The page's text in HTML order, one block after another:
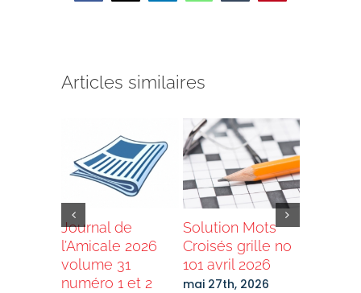
Articles similaires
Journal de
l’Amicale 2026
volume 31
numéro 1 et 2
Solution Mots
Croisés grille no
101 avril 2026
mai 27th, 2026